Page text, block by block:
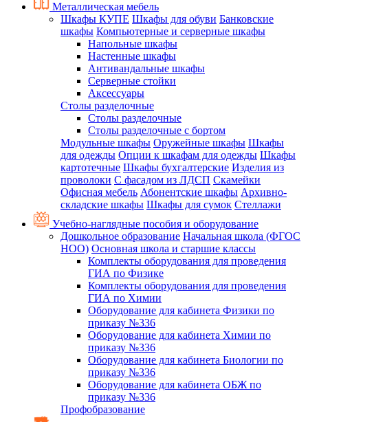
Металлическая мебель
Шкафы КУПЕ Шкафы для обуви Банковские
шкафы Компьютерные и серверные шкафы
Напольные шкафы
Настенные шкафы
Антивандальные шкафы
Серверные стойки
Аксессуары
Столы разделочные
Столы разделочные
Столы разделочные с бортом
Модульные шкафы Оружейные шкафы Шкафы
для одежды Опции к шкафам для одежды Шкафы
картотечные Шкафы бухгалтерские Изделия из
проволоки С фасадом из ЛДСП Скамейки
Офисная мебель Абонентские шкафы Архивно-
складские шкафы Шкафы для сумок Стеллажи
Учебно-наглядные пособия и оборудование
Дошкольное образование Начальная школа (ФГОС
НОО) Основная школа и старшие классы
Комплекты оборудования для проведения
ГИА по Физике
Комплекты оборудования для проведения
ГИА по Химии
Оборудование для кабинета Физики по
приказу №336
Оборудование для кабинета Химии по
приказу №336
Оборудование для кабинета Биологии по
приказу №336
Оборудование для кабинета ОБЖ по
приказу №336
Профобразование